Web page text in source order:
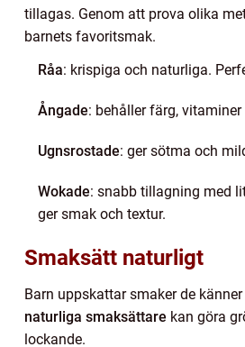
tillagas. Genom att prova olika
barnets favoritsmak.
Råa: krispiga och naturliga.
Ångade: behåller färg,
Ugnsrostade: ger sötma och
Wokade: snabb tillagning med
ger smak och textur.
Smaksätt naturligt
Barn uppskattar smaker de känner
naturliga smaksättare kan göra
lockande.